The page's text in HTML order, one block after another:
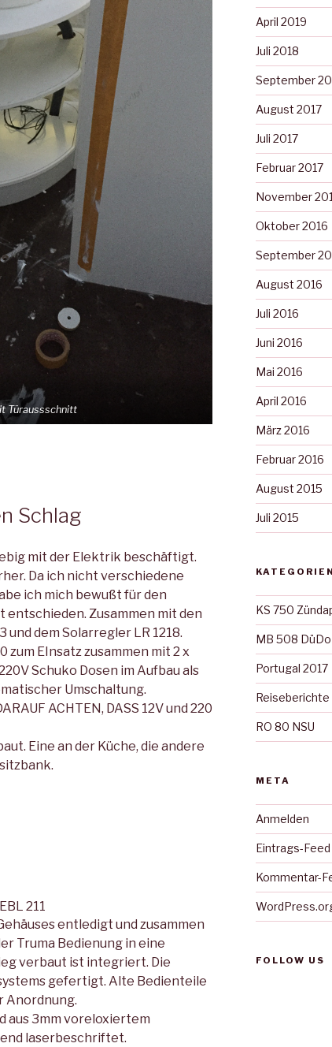
Türaussschnitt
Schlag
mit der Elektrik beschäftigt.
Da ich nicht verschiedene
ich mich bewußt für den
entschieden. Zusammen mit den
und dem Solarregler LR 1218.
zum EInsatz zusammen mit 2 x
Schuko Dosen im Aufbau als
Umschaltung.
ACHTEN, DASS 12V und 220
Eine an der Küche, die andere
EBL 211
entledigt und zusammen
Truma Bedienung in eine
verbaut ist integriert. Die
gefertigt. Alte Bedienteile
Anordnung.
aus 3mm voreloxiertem
laserbeschriftet.
April 2019
Juli 2018
September
August 2017
Juli 2017
Februar 2017
November
Oktober 2016
September
August 2016
Juli 2016
Juni 2016
Mai 2016
April 2016
März 2016
Februar 2016
August 2015
Juli 2015
KS 750
MB 508
Portugal 2017
Reiseberichte
RO 80 NSU
META
Anmelden
Eintrags-Feed
Kommentar-
FOLLOW US